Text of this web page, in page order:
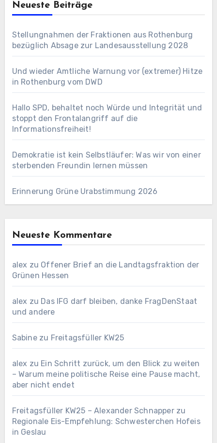
Neueste Beiträge
Stellungnahmen der Fraktionen aus Rothenburg
bezüglich Absage zur Landesausstellung 2028
Und wieder Amtliche Warnung vor (extremer) Hitze
in Rothenburg vom DWD
Hallo SPD, behaltet noch Würde und Integrität und
stoppt den Frontalangriff auf die
Informationsfreiheit!
Demokratie ist kein Selbstläufer: Was wir von einer
sterbenden Freundin lernen müssen
Erinnerung Grüne Urabstimmung 2026
Neueste Kommentare
alex zu Offener Brief an die Landtagsfraktion der
Grünen Hessen
alex zu Das IFG darf bleiben, danke FragDenStaat
und andere
Sabinezu Freitagsfüller KW25
alex zu Ein Schritt zurück, um den Blick zu weiten
– Warum meine politische Reise eine Pause macht,
aber nicht endet
Freitagsfüller KW25 – Alexander Schnapperzu
Regionale Eis-Empfehlung: Schwesterchen Hofeis
in Geslau